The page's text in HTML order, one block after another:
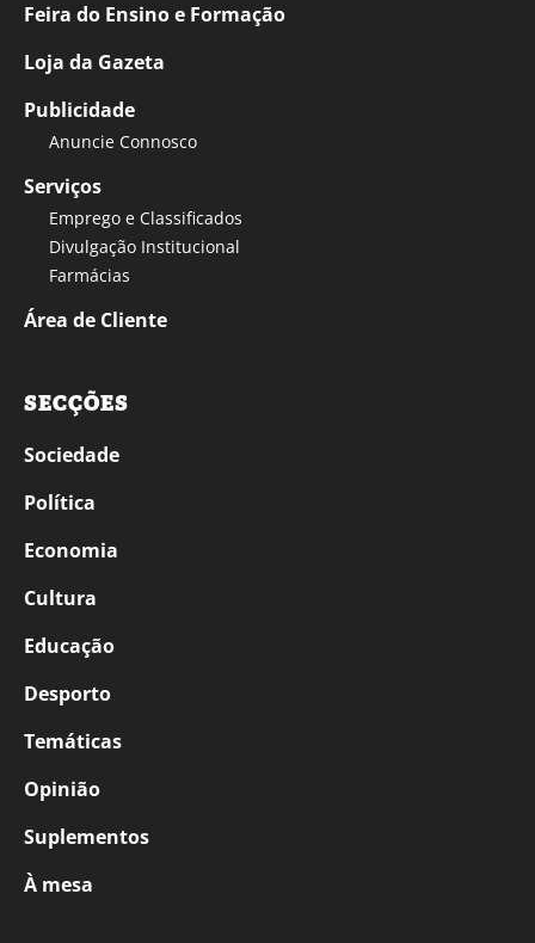
Feira do Ensino e Formação
Loja da Gazeta
Publicidade
Anuncie Connosco
Serviços
Emprego e Classificados
Divulgação Institucional
Farmácias
Área de Cliente
SECÇÕES
Sociedade
Política
Economia
Cultura
Educação
Desporto
Temáticas
Opinião
Suplementos
À mesa